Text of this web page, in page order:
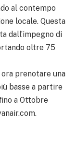
al contempo
locale. Questa
dall’impegno di
oltre 75
prenotare una
basse a partire
a Ottobre